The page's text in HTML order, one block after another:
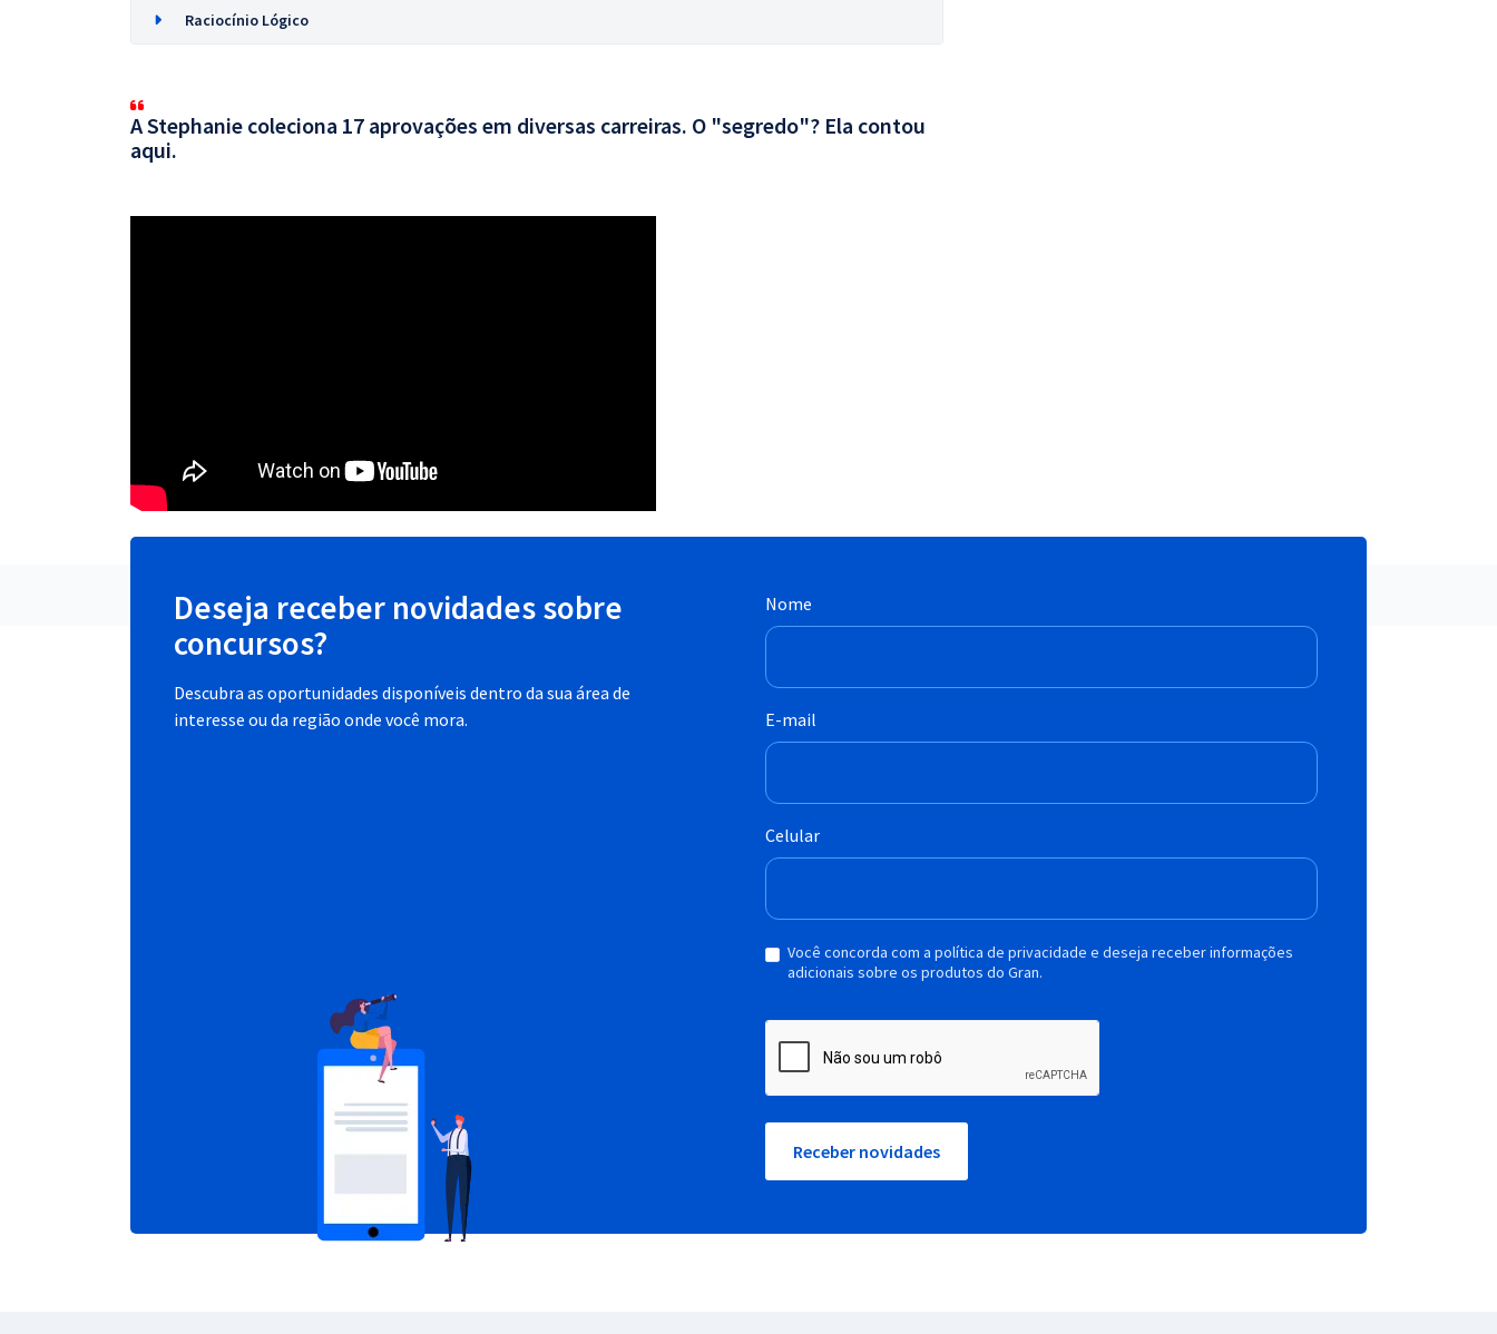
Raciocínio Lógico
A Stephanie coleciona 17 aprovações em diversas carreiras. O "segredo"? Ela contou
aqui.
Deseja receber novidades sobre
concursos?
Descubra as oportunidades disponíveis dentro da sua área de
interesse ou da região onde você mora.
Nome
E-mail
Celular
Você concorda com a política de privacidade e deseja receber informações
adicionais sobre os produtos do Gran.
Receber novidades